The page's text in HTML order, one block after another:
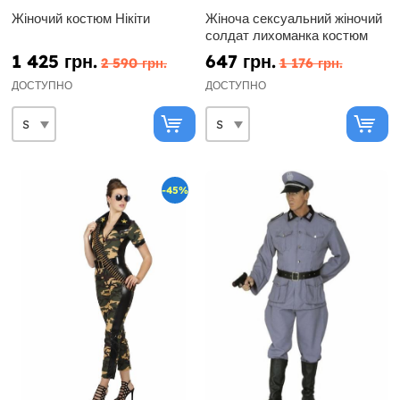
Жіночий костюм Нікіти
1 425 грн. 2 590 грн.
ДОСТУПНО
Жіноча сексуальний жіночий
солдат лихоманка костюм
647 грн. 1 176 грн.
ДОСТУПНО
-45%